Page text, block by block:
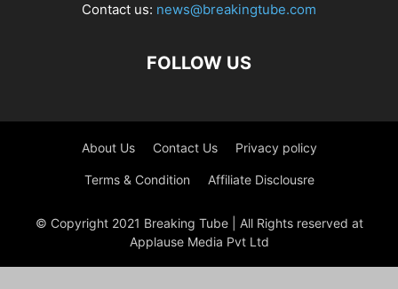
Contact us: news@breakingtube.com
FOLLOW US
About Us Contact Us Privacy policy
Terms & Condition Affiliate Disclousre
© Copyright 2021 Breaking Tube | All Rights reserved at
Applause Media Pvt Ltd